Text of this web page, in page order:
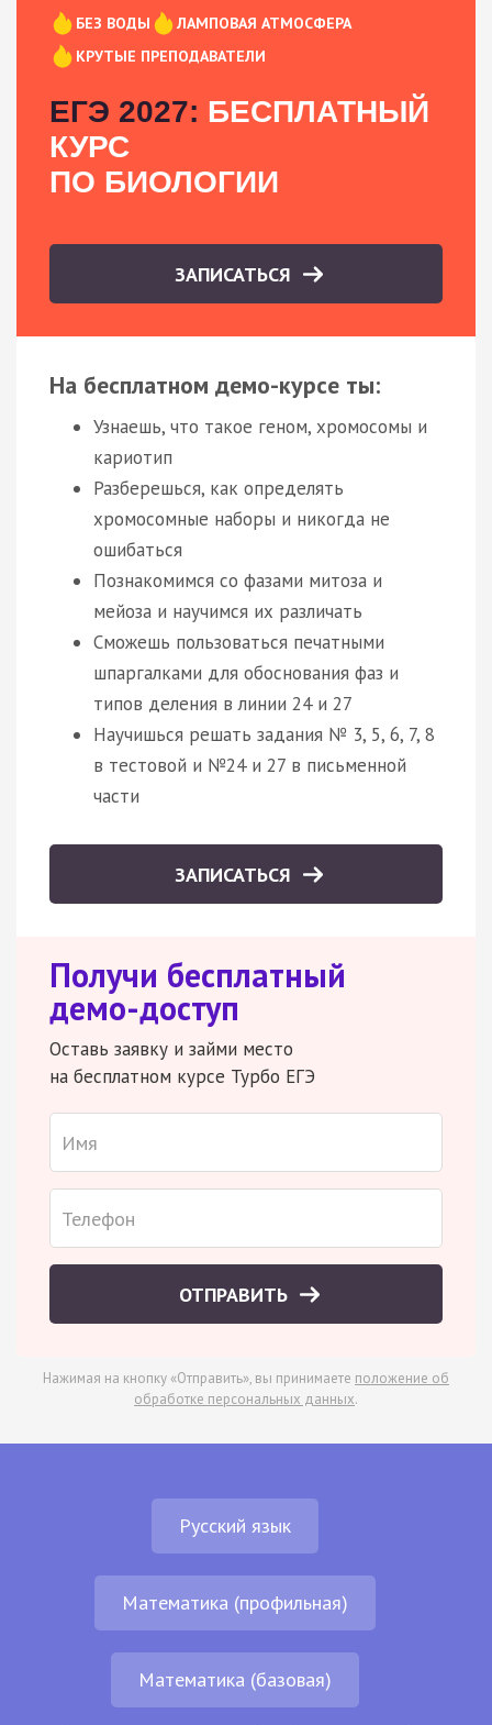
БЕЗ ВОДЫ
ЛАМПОВАЯ АТМОСФЕРА
КРУТЫЕ ПРЕПОДАВАТЕЛИ
ЕГЭ 2027: БЕСПЛАТНЫЙ
КУРС
ПО БИОЛОГИИ
ЗАПИСАТЬСЯ
На бесплатном демо-курсе ты:
Узнаешь, что такое геном, хромосомы и
кариотип
Разберешься, как определять
хромосомные наборы и никогда не
ошибаться
Познакомимся со фазами митоза и
мейоза и научимся их различать
Сможешь пользоваться печатными
шпаргалками для обоснования фаз и
типов деления в линии 24 и 27
Научишься решать задания № 3, 5, 6, 7, 8
в тестовой и №24 и 27 в письменной
части
ЗАПИСАТЬСЯ
Получи бесплатный
демо-доступ
Оставь заявку и займи место
на бесплатном курсе Турбо ЕГЭ
ОТПРАВИТЬ
Нажимая на кнопку «Отправить», вы принимаете положение об
обработке персональных данных.
Русский язык
Математика (профильная)
Математика (базовая)